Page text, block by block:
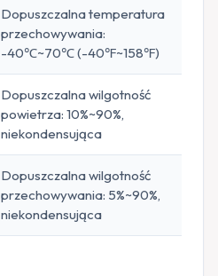
Dopuszczalna temperatura
przechowywania:
-40℃~70℃ (-40℉~158℉)
Dopuszczalna wilgotność
powietrza: 10%~90%,
niekondensująca
Dopuszczalna wilgotność
przechowywania: 5%~90%,
niekondensująca